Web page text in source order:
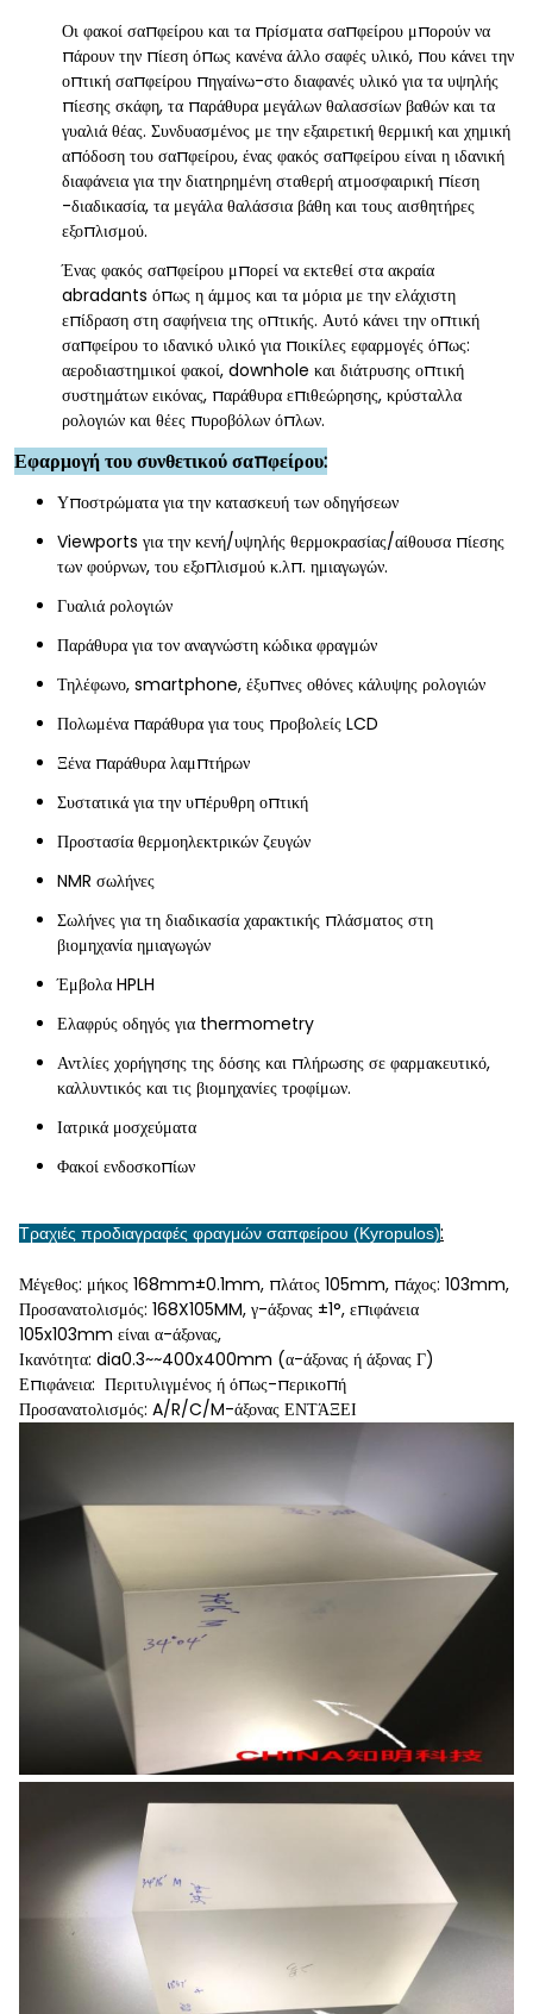
Οι φακοί σαπφείρου και τα πρίσματα σαπφείρου μπορούν να
πάρουν την πίεση όπως κανένα άλλο σαφές υλικό, που κάνει την
οπτική σαπφείρου πηγαίνω-στο διαφανές υλικό για τα υψηλής
πίεσης σκάφη, τα παράθυρα μεγάλων θαλασσίων βαθών και τα
γυαλιά θέας. Συνδυασμένος με την εξαιρετική θερμική και χημική
απόδοση του σαπφείρου, ένας φακός σαπφείρου είναι η ιδανική
διαφάνεια για την διατηρημένη σταθερή ατμοσφαιρική πίεση
-διαδικασία, τα μεγάλα θαλάσσια βάθη και τους αισθητήρες
εξοπλισμού.
Ένας φακός σαπφείρου μπορεί να εκτεθεί στα ακραία
abradants όπως η άμμος και τα μόρια με την ελάχιστη
επίδραση στη σαφήνεια της οπτικής. Αυτό κάνει την οπτική
σαπφείρου το ιδανικό υλικό για ποικίλες εφαρμογές όπως:
αεροδιαστημικοί φακοί, downhole και διάτρυσης οπτική
συστημάτων εικόνας, παράθυρα επιθεώρησης, κρύσταλλα
ρολογιών και θέες πυροβόλων όπλων.
Εφαρμογή του συνθετικού σαπφείρου:
Υποστρώματα για την κατασκευή των οδηγήσεων
Viewports για την κενή/υψηλής θερμοκρασίας/αίθουσα πίεσης
των φούρνων, του εξοπλισμού κ.λπ. ημιαγωγών.
Γυαλιά ρολογιών
Παράθυρα για τον αναγνώστη κώδικα φραγμών
Τηλέφωνο, smartphone, έξυπνες οθόνες κάλυψης ρολογιών
Πολωμένα παράθυρα για τους προβολείς LCD
Ξένα παράθυρα λαμπτήρων
Συστατικά για την υπέρυθρη οπτική
Προστασία θερμοηλεκτρικών ζευγών
NMR σωλήνες
Σωλήνες για τη διαδικασία χαρακτικής πλάσματος στη
βιομηχανία ημιαγωγών
Έμβολα HPLH
Ελαφρύς οδηγός για thermometry
Αντλίες χορήγησης της δόσης και πλήρωσης σε φαρμακευτικό,
καλλυντικός και τις βιομηχανίες τροφίμων.
Ιατρικά μοσχεύματα
Φακοί ενδοσκοπίων
Τραχιές προδιαγραφές φραγμών σαπφείρου (Kyropulos):
Μέγεθος: μήκος 168mm±0.1mm, πλάτος 105mm, πάχος: 103mm,
Προσανατολισμός: 168X105MM, γ-άξονας ±1°, επιφάνεια
105x103mm είναι α-άξονας,
Ικανότητα: dia0.3~~400x400mm (α-άξονας ή άξονας Γ)
Επιφάνεια: Περιτυλιγμένος ή όπως-περικοπή
Προσανατολισμός: A/R/C/M-άξονας ΕΝΤΆΞΕΙ